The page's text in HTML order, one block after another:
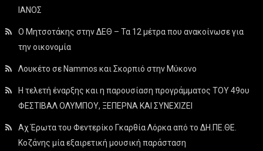
ΙΑΝΟΣ
Ο Μητσοτάκης στην ΔΕΘ – Τα 12 μέτρα που ανακοίνωσε για
την οικονομία
Λουκέτο σε Nammos και Σκορπιό στην Μύκονο
Η τελετή έναρξης και η παρουσίαση προγράμματος ΤΟΥ 49ου
ΦΕΣΤΙΒΑΛ ΟΛΥΜΠΟΥ, ΞΕΠΕΡΝΑ ΚΑΙ ΣΥΝΕΧΙΖΕΙ
Αχ Έρωτα του Φεντερίκο Γκαρθία Λόρκα από το ΔΗ.ΠΕ.ΘΕ.
Κοζάνης μία εξαιρετική μουσική παράσταση